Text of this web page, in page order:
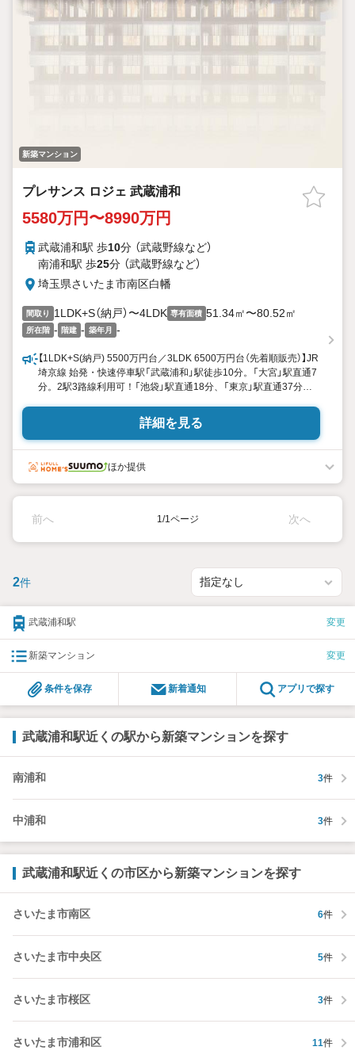
新築マンション
プレサンス ロジェ 武蔵浦和
5580万円〜8990万円
武蔵浦和駅 歩10分 （武蔵野線など）
南浦和駅 歩25分 （武蔵野線など）
埼玉県さいたま市南区白幡
間取り 1LDK+S（納戸）〜4LDK 専有面積 51.34㎡〜80.52㎡
所在階 - 階建 - 築年月 -
【1LDK+S(納戸) 5500万円台／3LDK 6500万円台（先着順販売）】JR
埼京線 始発・快速停車駅「武蔵浦和」駅徒歩10分。「大宮」駅直通7
分。2駅3路線利用可！「池袋」駅直通18分、「東京」駅直通37分。
1LDK+S（納戸）4LDKの豊富なプラン
詳細を見る
ほか提供
前へ 1/1ページ 次へ
2件
武蔵浦和駅 変更
新築マンション 変更
条件を保存 新着通知 アプリで探す
武蔵浦和駅近くの駅から新築マンションを探す
南浦和 3件
中浦和 3件
武蔵浦和駅近くの市区から新築マンションを探す
さいたま市南区 6件
さいたま市中央区 5件
さいたま市桜区 3件
さいたま市浦和区 11件